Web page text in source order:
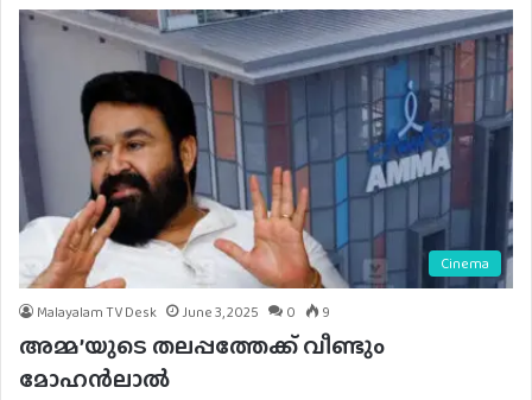
Cinema
Malayalam TV Desk June 3, 2025 0 9
അമ്മ’യുടെ തലപ്പത്തേക്ക് വീണ്ടും
മോഹൻലാൽ